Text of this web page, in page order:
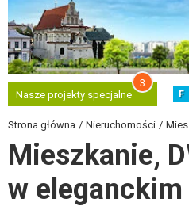
Nasze projekty specjalne
3
F
Strona główna Nieruchomości
Mieszkanie,
w